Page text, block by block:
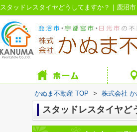
スタッドレスタイヤどうしてますか？｜鹿沼
かぬま不動産 TOP > 株式会社
スタッドレスタイヤど